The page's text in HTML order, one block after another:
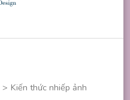
> Kiến thức nhiếp ảnh